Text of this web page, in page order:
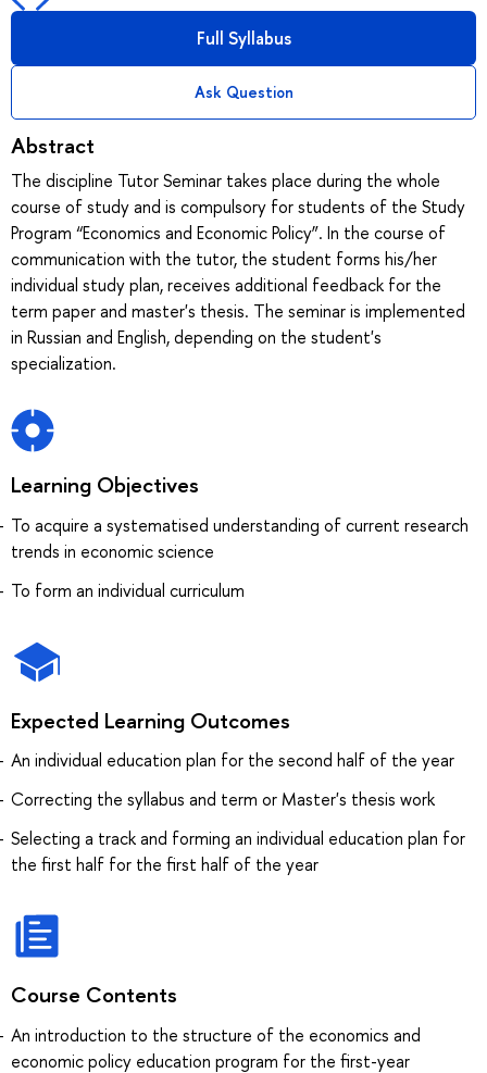
Full Syllabus
Ask Question
Abstract
The discipline Tutor Seminar takes place during the whole
course of study and is compulsory for students of the Study
Program “Economics and Economic Policy”. In the course of
communication with the tutor, the student forms his/her
individual study plan, receives additional feedback for the
term paper and master's thesis. The seminar is implemented
in Russian and English, depending on the student's
specialization.
Learning Objectives
To acquire a systematised understanding of current research
trends in economic science
To form an individual curriculum
Expected Learning Outcomes
An individual education plan for the second half of the year
Correcting the syllabus and term or Master's thesis work
Selecting a track and forming an individual education plan for
the first half for the first half of the year
Course Contents
An introduction to the structure of the economics and
economic policy education program for the first-year